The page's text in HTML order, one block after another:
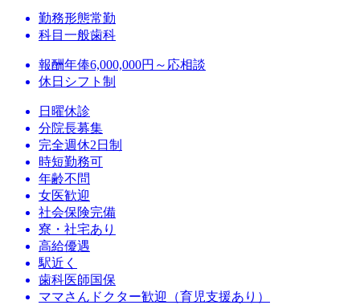
勤務形態常勤
科目 一般歯科
報酬年俸6,000,000円～応相談
休日 シフト制
日曜休診
分院長募集
完全週休2日制
時短勤務可
年齢不問
女医歓迎
社会保険完備
寮・社宅あり
高給優遇
駅近く
歯科医師国保
ママさんドクター歓迎（育児支援あり）